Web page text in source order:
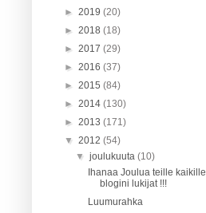
► 2019 (20)
► 2018 (18)
► 2017 (29)
► 2016 (37)
► 2015 (84)
► 2014 (130)
► 2013 (171)
▼ 2012 (54)
▼joulukuuta(10)
Ihanaa Joulua teille kaikille
blogini lukijat !!!
Luumurahka